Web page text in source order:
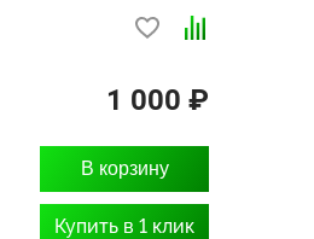
1 000 ₽
В корзину
Купить в 1 клик